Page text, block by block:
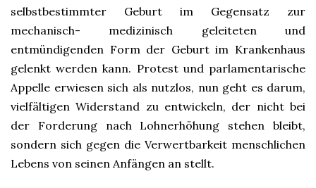
selbstbestimmter Geburt im Gegensatz zur
mechanisch- medizinisch geleiteten und
entmündigenden Form der Geburt im Krankenhaus
gelenkt werden kann. Protest und parlamentarische
Appelle erwiesen sich als nutzlos, nun geht es darum,
vielfältigen Widerstand zu entwickeln, der nicht bei
der Forderung nach Lohnerhöhung stehen bleibt,
sondern sich gegen die Verwertbarkeit menschlichen
Lebens von seinen Anfängen an stellt.